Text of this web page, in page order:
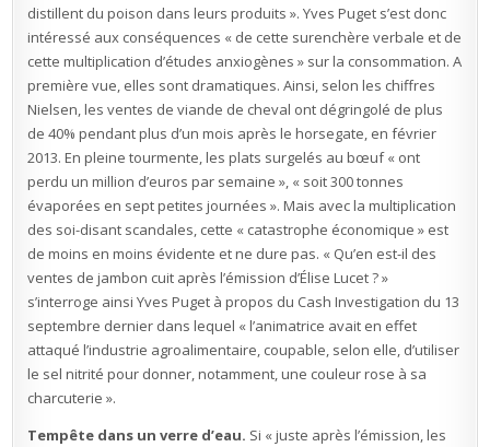
distillent du poison dans leurs produits ». Yves Puget s’est donc
intéressé aux conséquences « de cette surenchère verbale et de
cette multiplication d’études anxiogènes » sur la consommation. A
première vue, elles sont dramatiques. Ainsi, selon les chiffres
Nielsen, les ventes de viande de cheval ont dégringolé de plus
de 40% pendant plus d’un mois après le horsegate, en février
2013. En pleine tourmente, les plats surgelés au bœuf « ont
perdu un million d’euros par semaine », « soit 300 tonnes
évaporées en sept petites journées ». Mais avec la multiplication
des soi-disant scandales, cette « catastrophe économique » est
de moins en moins évidente et ne dure pas. « Qu’en est-il des
ventes de jambon cuit après l’émission d’Élise Lucet ? »
s’interroge ainsi Yves Puget à propos du Cash Investigation du 13
septembre dernier dans lequel « l’animatrice avait en effet
attaqué l’industrie agroalimentaire, coupable, selon elle, d’utiliser
le sel nitrité pour donner, notamment, une couleur rose à sa
charcuterie ».
Tempête dans un verre d’eau. Si « juste après l’émission, les